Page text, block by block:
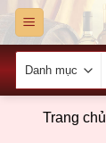
Skip
content
Trang chủ